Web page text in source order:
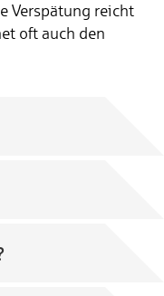
Verspätung reicht
oft auch den